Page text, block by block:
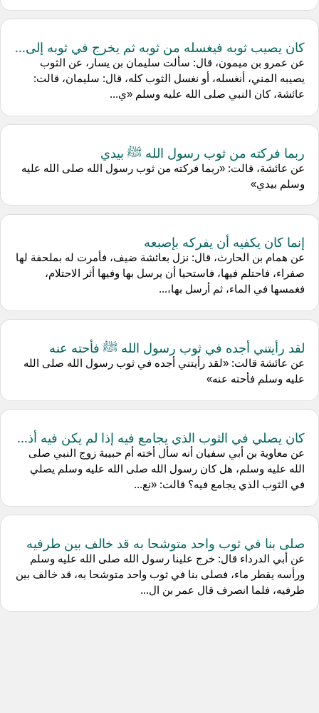
كان يصيب ثوبه فيغسله من ثوبه ثم يخرج في ثوبه إلى...
عن عمرو بن ميمون، قال: سألت سليمان بن يسار، عن الثوب
يصيبه المني، أنغسله، أو نغسل الثوب كله، قال: سليمان، قالت:
عائشة، كان النبي صلى الله عليه وسلم «ي...
ربما فركته من ثوب رسول الله ﷺ بيدي
عن عائشة، قالت: «ربما فركته من ثوب رسول الله صلى الله عليه
وسلم بيدي»
إنما كان يكفيه أن يفركه بإصبعه
عن همام بن الحارث، قال: نزل بعائشة ضيف، فأمرت له بملحفة لها
صفراء، فاحتلم فيها، فاستحيا أن يرسل بها وفيها أثر الاحتلام،
فغمسها في الماء، ثم أرسل بها،...
لقد رأيتني أجده في ثوب رسول الله ﷺ فأحته عنه
عن عائشة قالت: «لقد رأيتني أجده في ثوب رسول الله صلى الله
عليه وسلم فأحته عنه»
كان يصلي في الثوب الذي يجامع فيه إذا لم يكن فيه أذ...
عن معاوية بن أبي سفيان أنه سأل أخته أم حبيبة زوج النبي صلى
الله عليه وسلم، هل كان رسول الله صلى الله عليه وسلم يصلي
في الثوب الذي يجامع فيه؟ قالت: «نع...
صلى بنا في ثوب واحد متوشحا به قد خالف بين طرفيه
عن أبي الدرداء قال: خرج علينا رسول الله صلى الله عليه وسلم
ورأسه يقطر ماء، فصلى بنا في ثوب واحد متوشحا به، قد خالف بين
طرفيه، فلما انصرف قال عمر بن ال...